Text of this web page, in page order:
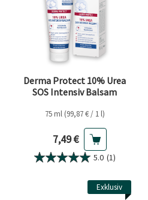
Derma Protect 10% Urea
SOS Intensiv Balsam
75 ml (99,87 € / 1 l)
Aktueller Preis
7,49 €
5.0 (1)
Exklusiv